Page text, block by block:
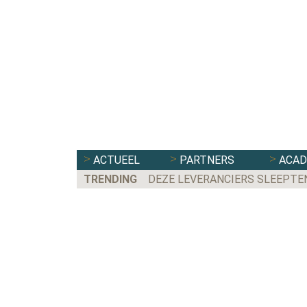
ACTUEEL PARTNERS
TRENDING
DEZE LEVERANCIERS